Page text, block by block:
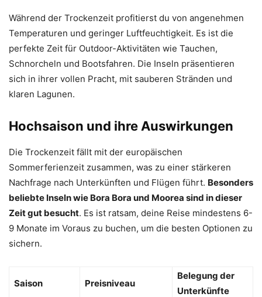
Während der Trockenzeit profitierst du von angenehmen
Temperaturen und geringer Luftfeuchtigkeit. Es ist die
perfekte Zeit für Outdoor-Aktivitäten wie Tauchen,
Schnorcheln und Bootsfahren. Die Inseln präsentieren
sich in ihrer vollen Pracht, mit sauberen Stränden und
klaren Lagunen.
Hochsaison und ihre Auswirkungen
Die Trockenzeit fällt mit der europäischen
Sommerferienzeit zusammen, was zu einer stärkeren
Nachfrage nach Unterkünften und Flügen führt. Besonders
beliebte Inseln wie Bora Bora und Moorea sind in dieser
Zeit gut besucht. Es ist ratsam, deine Reise mindestens 6-
9 Monate im Voraus zu buchen, um die besten Optionen zu
sichern.
Saison Preisniveau
Belegung der
Unterkünfte